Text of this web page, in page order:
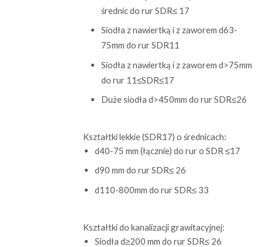
średnic do rur SDR≤ 17
Siodła z nawiertką i z zaworem d63-
75mm do rur SDR11
Siodła z nawiertką i z zaworem d>75mm
do rur 11≤SDR≤17
Duże siodła d>450mm do rur SDR≤26
Kształtki lekkie (SDR17) o średnicach:
d40-75 mm (łącznie) do rur o SDR ≤17
d90 mm do rur SDR≤ 26
d110-800mm do rur SDR≤ 33
Kształtki do kanalizacji grawitacyjnej:
Siodła d≥200 mm do rur SDR≤ 26